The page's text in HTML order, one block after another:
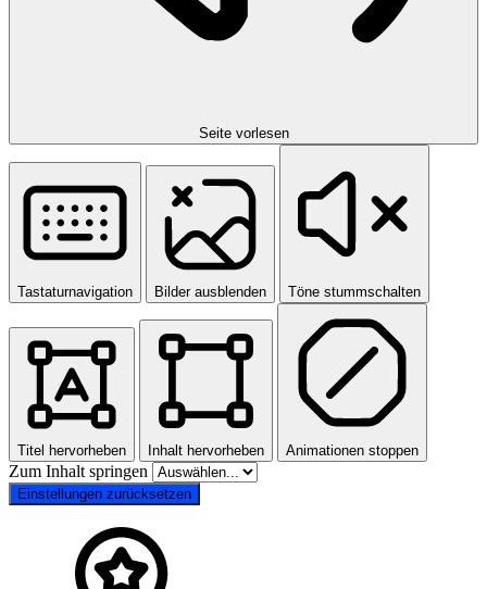
Seite vorlesen
Tastaturnavigation Bilder ausblenden Töne stummschalten
Titel hervorheben Inhalt hervorheben Animationen stoppen
Zum Inhalt springen
Einstellungen zurücksetzen